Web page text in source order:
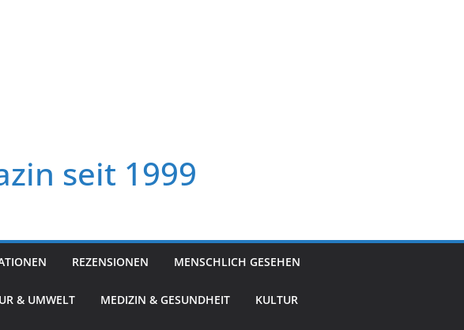
seit 1999
REZENSIONEN MENSCHLICH GESEHEN
& UMWELT MEDIZIN & GESUNDHEIT KULTUR